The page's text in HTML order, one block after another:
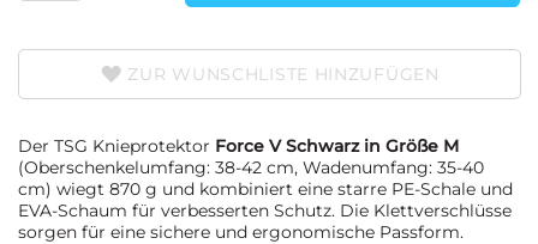
ZUR WUNSCHLISTE HINZUFÜGEN
Der TSG Knieprotektor Force V Schwarz in Größe M
(Oberschenkelumfang: 38-42 cm, Wadenumfang: 35-40
cm) wiegt 870 g und kombiniert eine starre PE-Schale und
EVA-Schaum für verbesserten Schutz. Die Klettverschlüsse
sorgen für eine sichere und ergonomische Passform.